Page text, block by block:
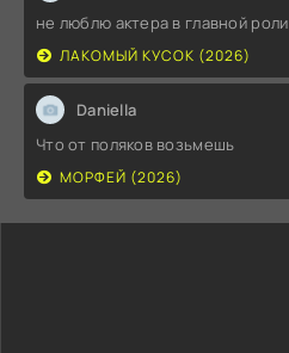
не люблю актера в главной роли
ЛАКОМЫЙ КУСОК (2026)
Daniella
Что от поляков возьмешь
МОРФЕЙ (2026)